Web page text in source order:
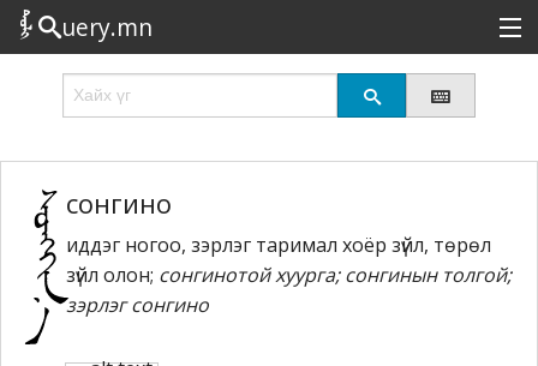
uery.mn
Сонирхолтой
Эрэлттэй
Төрөл
Татах
Логин
сонгино
иддэг ногоо, зэрлэг таримал хоёр зүйл, төрөл
зүйл олон; сонгинотой хуурга; сонгинын толгой;
зэрлэг сонгино